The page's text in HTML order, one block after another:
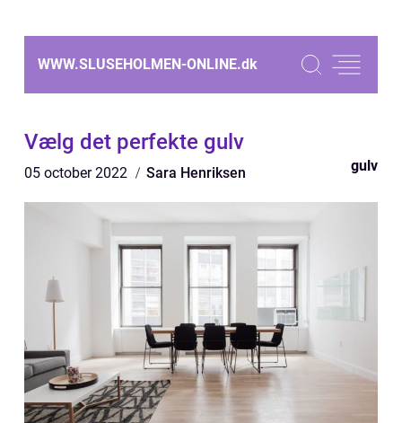
WWW.SLUSEHOLMEN-ONLINE.dk
Vælg det perfekte gulv
05 october 2022 Sara Henriksen gulv